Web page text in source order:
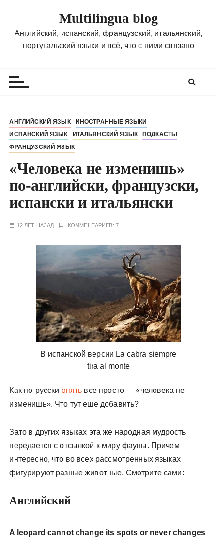
Multilingua blog
Английский, испанский, французский, итальянский,
португальский языки и всё, что с ними связано
АНГЛИЙСКИЙ ЯЗЫК
ИНОСТРАННЫЕ ЯЗЫКИ
ИСПАНСКИЙ ЯЗЫК
ИТАЛЬЯНСКИЙ ЯЗЫК
ПОДКАСТЫ
ФРАНЦУЗСКИЙ ЯЗЫК
«Человека не изменишь»
по-английски, французски,
испански и итальянски
12 ЛЕТ НАЗАД КОММЕНТАРИЕВ: 7
В испанской версии La cabra siempre
tira al monte
Как по-русски опять все просто — «человека не
изменишь». Что тут еще добавить?
Зато в других языках эта же народная мудрость
передается с отсылкой к миру фауны. Причем
интересно, что во всех рассмотренных языках
фигурируют разные животные. Смотрите сами:
Английский
A leopard cannot change its spots or never changes